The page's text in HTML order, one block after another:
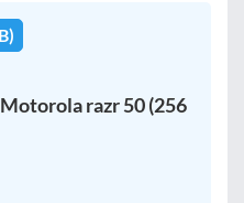
razr 50 (256